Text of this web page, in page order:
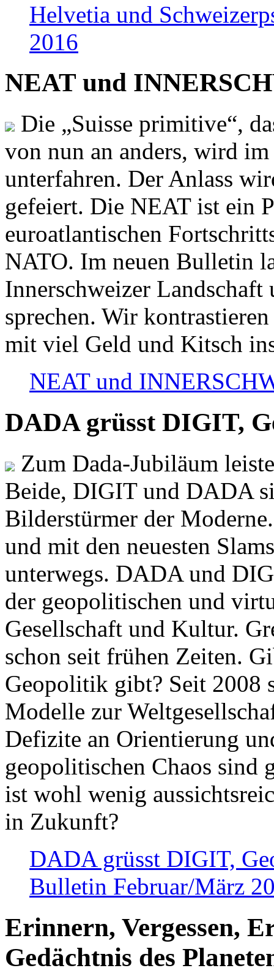
Helvetia und
2016
NEAT und
Die „Suisse primitive“,
von nun an anders, wird
unterfahren. Der Anlass
gefeiert. Die NEAT ist ein
euroatlantischen
NATO. Im neuen Bulletin
Innerschweizer
sprechen. Wir
mit viel Geld und Kitsch
NEAT und
DADA grüsst DIGIT,
Zum Dada-Jubiläum
Beide, DIGIT und DADA
Bilderstürmer der
und mit den neuesten
unterwegs. DADA und
der geopolitischen und
Gesellschaft und Kultur.
schon seit frühen Zeiten.
Geopolitik gibt? Seit 2008
Modelle zur
Defizite an Orientierung
geopolitischen Chaos sind
ist wohl wenig
in Zukunft?
DADA grüsst DIGIT,
Bulletin Februar/März
Erinnern, Vergessen,
Gedächtnis des